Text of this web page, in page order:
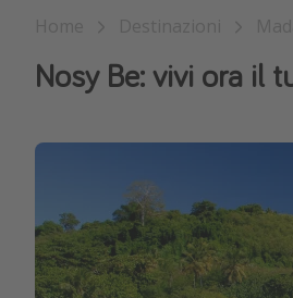
Nosy Be: vivi ora il